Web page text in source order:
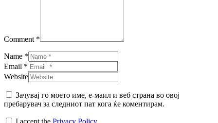
Comment *
Name *
Email *
Website
Зачувај го моето име, е-маил и веб страна во овој
пребарувач за следниот пат кога ќе коментирам.
I accept the Privacy Policy